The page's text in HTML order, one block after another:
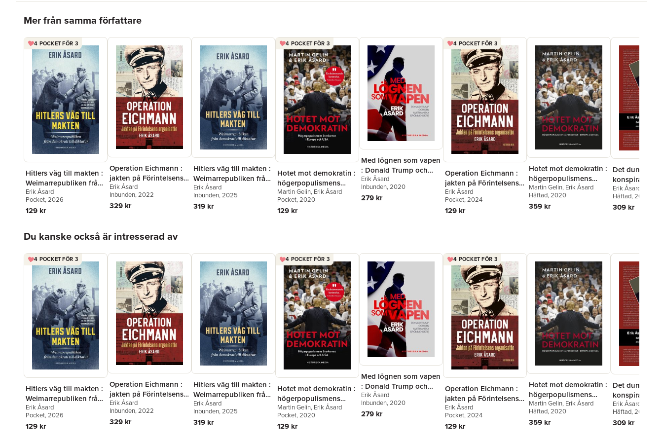
»En synnerligen aktuell bok på grund av de många
konspirationsteorier som populariserats på senare år, inte minst genom
internet. Erik Åsards bok är en saklig men läsvänlig och högintressant
genomgång av exempelvis mordet på John F. Kennedy och
terrorattackerna 9/11.« BloggenMilitärt med Gyllenhaal
Mer från samma författare
4 POCKET FÖR 3
Hitlers väg till makten :
Weimarrepubliken från
demokrati till diktatur
Erik Åsard
Pocket, 2026
129 kr
Operation Eichmann :
jakten på Förintelsens
organisatör
Erik Åsard
Inbunden, 2022
329 kr
Hitlers väg till makten :
Weimarrepubliken från
demokrati till diktatur
Erik Åsard
Inbunden, 2025
319 kr
4 POCKET FÖR 3
Hotet mot demokratin :
högerpopulismens
återkomst i Europa och
USA
Martin Gelin, Erik Åsard
Pocket, 2020
129 kr
Med lögnen som vapen
: Donald Trump och
den amerikanska
drömmens kris
Erik Åsard
Inbunden, 2020
279 kr
4 POCKET FÖR 3
Operation Eichmann :
jakten på Förintelsens
organisatör
Erik Åsard
Pocket, 2024
129 kr
Hotet mot demokratin :
högerpopulismens
återkomst i Europa och
USA
Martin Gelin, Erik Åsard
Häftad, 2020
359 kr
Det dunkelt
om morden
Kennedy och
Palme
Erik Åsard
Häftad, 2010
309 kr
Du kanske också är intresserad av
4 POCKET FÖR 3
Hitlers väg till makten :
Weimarrepubliken från
demokrati till diktatur
Erik Åsard
Pocket, 2026
129 kr
Operation Eichmann :
jakten på Förintelsens
organisatör
Erik Åsard
Inbunden, 2022
329 kr
Hitlers väg till makten :
Weimarrepubliken från
demokrati till diktatur
Erik Åsard
Inbunden, 2025
319 kr
4 POCKET FÖR 3
Hotet mot demokratin :
högerpopulismens
återkomst i Europa och
USA
Martin Gelin, Erik Åsard
Pocket, 2020
129 kr
Med lögnen som vapen
: Donald Trump och
den amerikanska
drömmens kris
Erik Åsard
Inbunden, 2020
279 kr
4 POCKET FÖR 3
Operation Eichmann :
jakten på Förintelsens
organisatör
Erik Åsard
Pocket, 2024
129 kr
Hotet mot demokratin :
högerpopulismens
återkomst i Europa och
USA
Martin Gelin, Erik Åsard
Häftad, 2020
359 kr
Det dunkelt
om morden
Kennedy och
Palme
Erik Åsard
Häftad, 2010
309 kr